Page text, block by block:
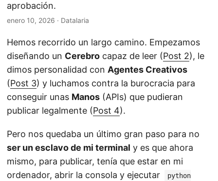
aprobación.
enero 10, 2026 · Datalaria
Hemos recorrido un largo camino. Empezamos
diseñando un Cerebro capaz de leer (Post 2), le
dimos personalidad con Agentes Creativos
(Post 3) y luchamos contra la burocracia para
conseguir unas Manos (APIs) que pudieran
publicar legalmente (Post 4).
Pero nos quedaba un último gran paso para no
ser un esclavo de mi terminal y es que ahora
mismo, para publicar, tenía que estar en mi
ordenador, abrir la consola y ejecutar
python